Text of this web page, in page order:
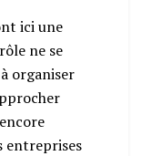
ici une
ne se
organiser
entreprises